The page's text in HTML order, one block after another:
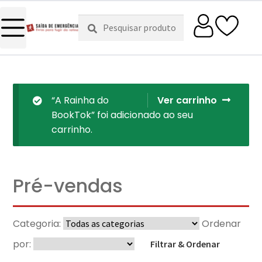
Pesquisar
por:
Pesquisa
Ver carrinho
“A Rainha do
BookTok” foi adicionado ao seu
carrinho.
Pré-vendas
Categoria:
Ordenar
por:
Filtrar & Ordenar